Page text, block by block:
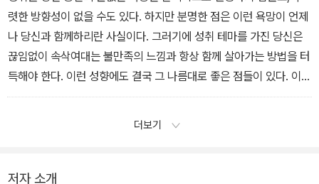
신이 가져다주는 희망을 품고 싶어할 것이다_ <미래지향>
렷한 방향성이 없을 수도 있다. 하지만 분명한 점은 이런 욕망이 언제
나 당신과 함께하리란 사실이다. 그러기에 성취 테마를 가진 당신은
끊임없이 속삭여대는 불만족의 느낌과 항상 함께 살아가는 방법을 터
득해야 한다. 이런 성향에도 결국 그 나름대로 좋은 점들이 있다. 이
테마는 지치지 않고 장시간 일할 수 있는 힘을 주고, 새로운 일을 시작
해준다. _ <성취>
더보기
저자 소개